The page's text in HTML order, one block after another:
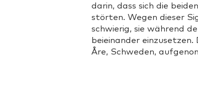
darin, dass sich die
störten. Wegen dieser
schwierig, sie während
beieinander
Åre, Schweden,